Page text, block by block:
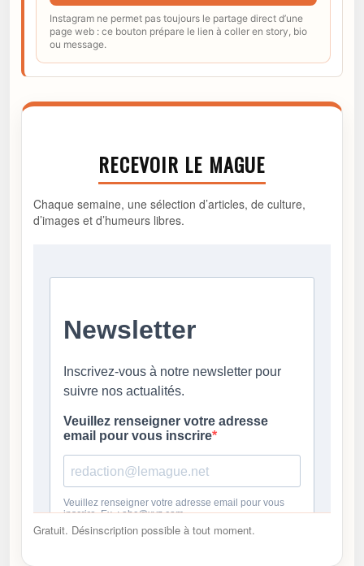
Instagram ne permet pas toujours le partage direct d’une
page web : ce bouton prépare le lien à coller en story, bio
ou message.
RECEVOIR LE MAGUE
Chaque semaine, une sélection d’articles, de culture,
d’images et d’humeurs libres.
Gratuit. Désinscription possible à tout moment.